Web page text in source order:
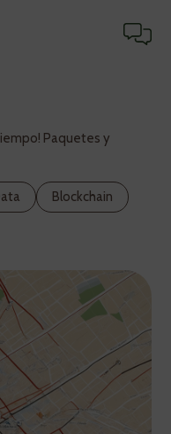
Paquetes y
Blockchain